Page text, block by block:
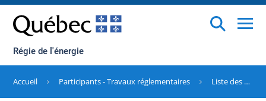
Régie de l'énergie
Accueil Participants - Travaux réglementaires Liste des dossiers